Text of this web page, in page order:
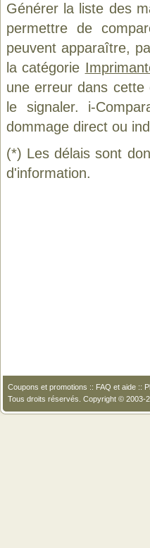
Générer la liste des
permettre de
peuvent apparaître,
la catégorie
une erreur dans
le signaler. i-
dommage direct ou
(*) Les délais sont
d'information.
Coupons et promotions :: FAQ et aide ::
Tous droits réservés. Copyright ©